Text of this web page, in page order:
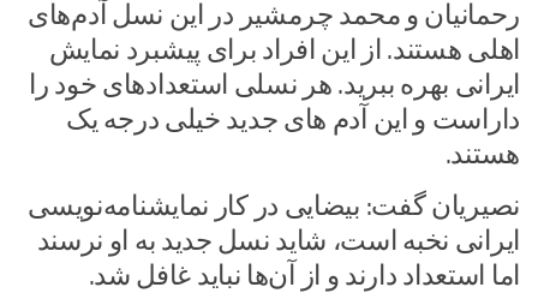
رحمانیان و محمد چرمشیر در این نسل آدم‌های
اهلی هستند. از این افراد برای پیشبرد نمایش
ایرانی بهره ببرید. هر نسلی استعدادهای خود را
داراست و این آدم های جدید خیلی درجه یک
هستند.
نصیریان گفت: بیضایی در کار نمایشنامه‌نویسی
ایرانی نخبه است، شاید نسل جدید به او نرسند
اما استعداد دارند و از آن‌ها نباید غافل شد.